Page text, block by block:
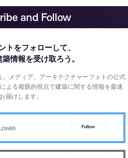
and Follow
トをフォローして、
情報を受け取ろう。
」メディア、アーキテクチャーフォトの公式
よる複眼的視点で建築に関する情報を最速
届けします。
Follow